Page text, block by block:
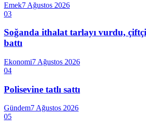
Emek7 Ağustos 2026
03
Soğanda ithalat tarlayı vurdu, çiftçi
battı
Ekonomi7 Ağustos 2026
04
Polisevine tatlı sattı
Gündem7 Ağustos 2026
05